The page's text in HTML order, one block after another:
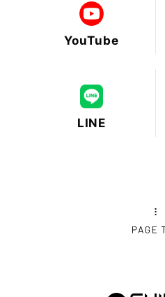
2025年1月
2024年12月
2024年11月
2024年10月
YouTube
LINE